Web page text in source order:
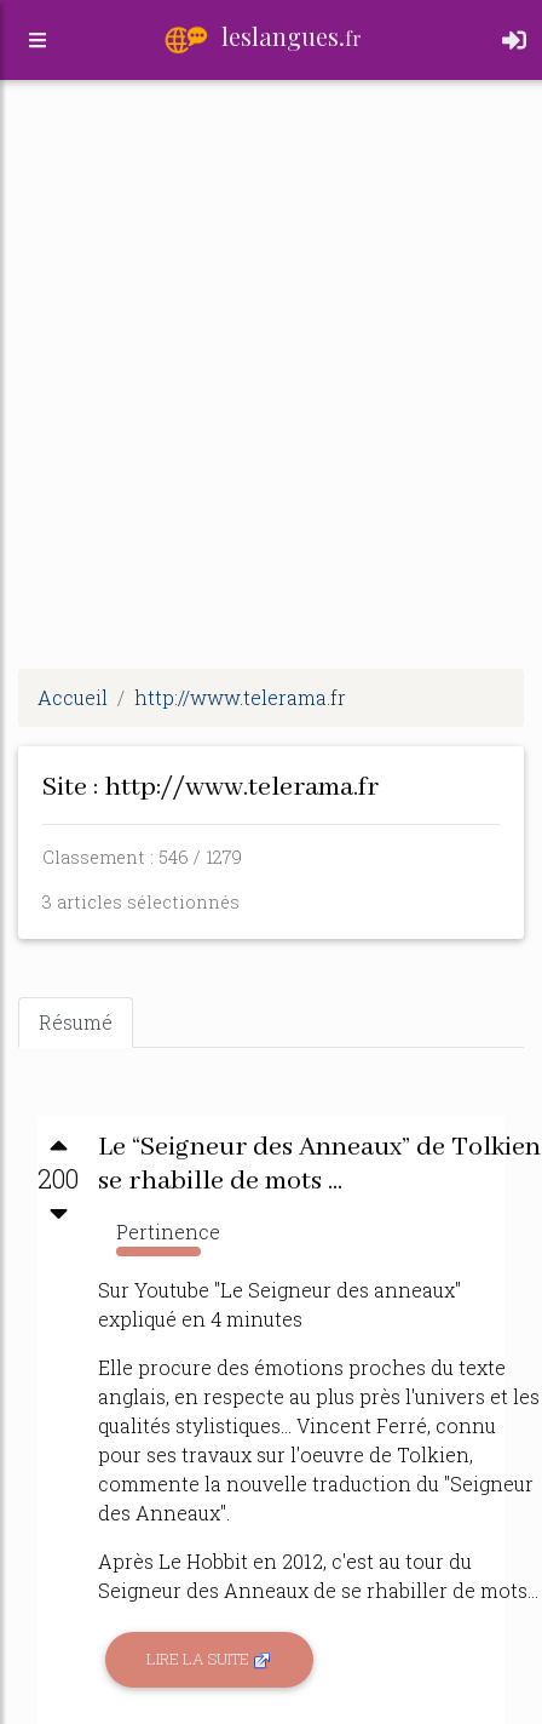
leslangues.fr
Accueil http://www.telerama.fr
Site : http://www.telerama.fr
Classement : 546 / 1279
3 articles sélectionnés
Résumé
200
Le “Seigneur des Anneaux” de Tolkien
se rhabille de mots ...
Pertinence
1330%
Sur Youtube "Le Seigneur des anneaux"
expliqué en 4 minutes
Elle procure des émotions proches du texte
anglais, en respecte au plus près l'univers et les
qualités stylistiques... Vincent Ferré, connu
pour ses travaux sur l'oeuvre de Tolkien,
commente la nouvelle traduction du "Seigneur
des Anneaux".
Après Le Hobbit en 2012, c'est au tour du
Seigneur des Anneaux de se rhabiller de mots...
LIRE LA SUITE